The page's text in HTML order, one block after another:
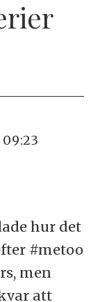
09:23
hur det
#metoo
men
att